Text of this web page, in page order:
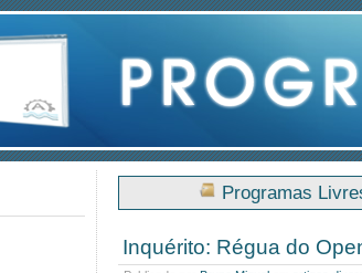
Programas
Inquérito: Régua do